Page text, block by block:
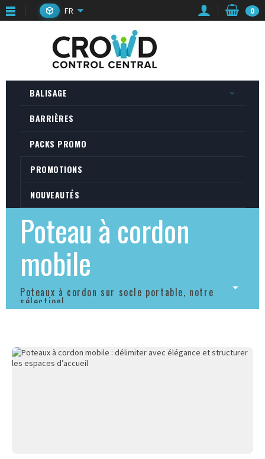
FR 0
BALISAGE
BARRIÈRES
PACKS PROMO
PROMOTIONS
NOUVEAUTÉS
Poteau à cordon
mobile
Poteaux à cordon sur socle portable, notre
sélection!